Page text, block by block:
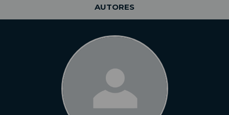
AUTORES